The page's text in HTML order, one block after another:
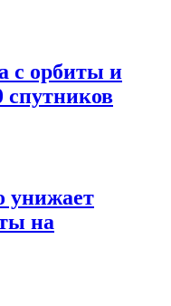
с орбиты и
спутников
унижает
на